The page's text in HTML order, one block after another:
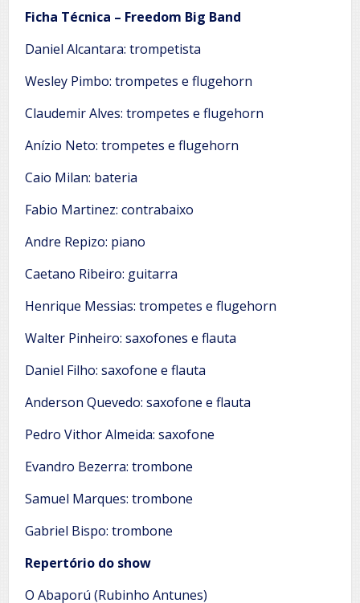
Ficha Técnica – Freedom Big Band
Daniel Alcantara: trompetista
Wesley Pimbo: trompetes e flugehorn
Claudemir Alves: trompetes e flugehorn
Anízio Neto: trompetes e flugehorn
Caio Milan: bateria
Fabio Martinez: contrabaixo
Andre Repizo: piano
Caetano Ribeiro: guitarra
Henrique Messias: trompetes e flugehorn
Walter Pinheiro: saxofones e flauta
Daniel Filho: saxofone e flauta
Anderson Quevedo: saxofone e flauta
Pedro Vithor Almeida: saxofone
Evandro Bezerra: trombone
Samuel Marques: trombone
Gabriel Bispo: trombone
Repertório do show
O Abaporú (Rubinho Antunes)